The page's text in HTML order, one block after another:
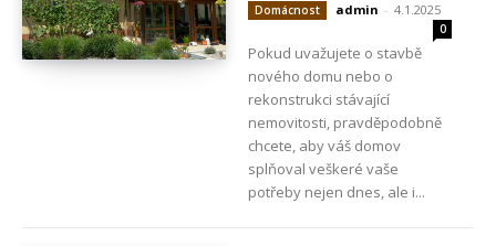
Domácnost admin - 4.1.2025
0
Pokud uvažujete o stavbě
nového domu nebo o
rekonstrukci stávající
nemovitosti, pravděpodobně
chcete, aby váš domov
splňoval veškeré vaše
potřeby nejen dnes, ale i...